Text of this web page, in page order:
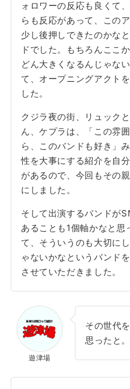
ォロワーの反応も良くて
らも反応があって、この
少し後押しできたのかな
ドでした。もちろんここ
どん大きくなるんじゃな
て、オープニングアクト
した。
クジラ夜の街、リュック
ん、ケプラは、「この雰
ら、このバンドも好き」
性を大事にする紹介を自
があるので、今回もその
にしました。
そして出演するバンドが
あることも1個軸かなと思
て、そういうのも大切に
ゃないかなというバンド
させていただきました。
遊津場
その世代
思ったと。